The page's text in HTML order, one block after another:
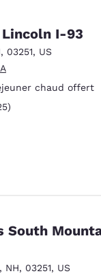
I-93
, 03251, US
chaud offert
bom. 1325
South
, NH, 03251, US